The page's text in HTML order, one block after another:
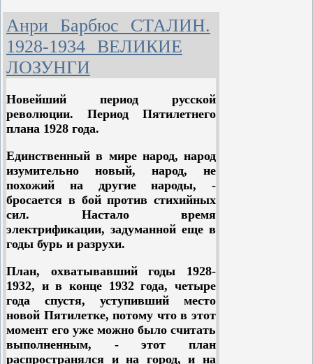
Конкретно: по одну сторону -
рабочий класс, частично
организованный (политически и
профессионально) в международную
армию, и все, ему сочувствующие;
по другую - официальная
наследница французской
революции, правящая буржуазия:
ее государственная машина, ее
адвокаты и защитники всех мастей,
а также обыватели всех категорий.
Казалось, что существуют и
промежуточные позиции. На деле их
не было. Все политические партии,
расположенные между двумя
основными лагерями, разыгрывали
лишь пустые, поверхностные
комедии. Отсюда с очевидностью
вытекает: третьего мира нет.
Третьего пути нет Промежуточных
решений нет. Что нереволюционно,
то реакционно, и даже реформисты
постепенно вовлекаются в блок
Анри Барбюс СТАЛИН.
1928-1934 ВЕЛИКИЕ
ЛОЗУНГИ
Новейший период русской
революции. Период Пятилетнего
плана 1928 года.
Единственный в мире народ, народ
изумительно новый, народ, не
похожий на другие народы, -
бросается в бой против стихийных
сил. Настало время
электрификации, задуманной еще в
годы бурь и разрухи.
План, охватывавший годы 1928-
1932, и в конце 1932 года, четыре
года спустя, уступивший место
новой Пятилетке, потому что в этот
момент его уже можно было считать
выполненным, - этот план
распространялся и на город, и на